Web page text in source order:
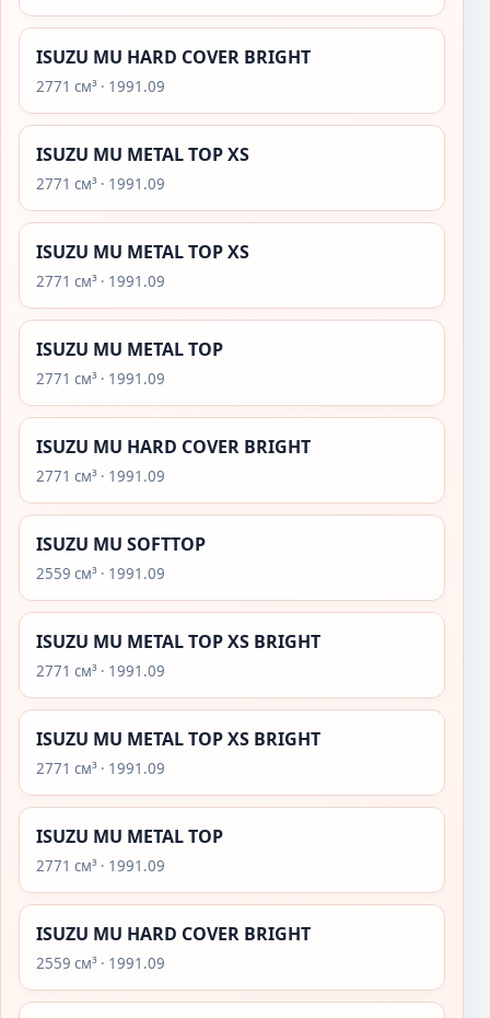
ISUZU MU HARD COVER BRIGHT
2771 см³ · 1991.09
ISUZU MU METAL TOP XS
2771 см³ · 1991.09
ISUZU MU METAL TOP XS
2771 см³ · 1991.09
ISUZU MU METAL TOP
2771 см³ · 1991.09
ISUZU MU HARD COVER BRIGHT
2771 см³ · 1991.09
ISUZU MU SOFTTOP
2559 см³ · 1991.09
ISUZU MU METAL TOP XS BRIGHT
2771 см³ · 1991.09
ISUZU MU METAL TOP XS BRIGHT
2771 см³ · 1991.09
ISUZU MU METAL TOP
2771 см³ · 1991.09
ISUZU MU HARD COVER BRIGHT
2559 см³ · 1991.09